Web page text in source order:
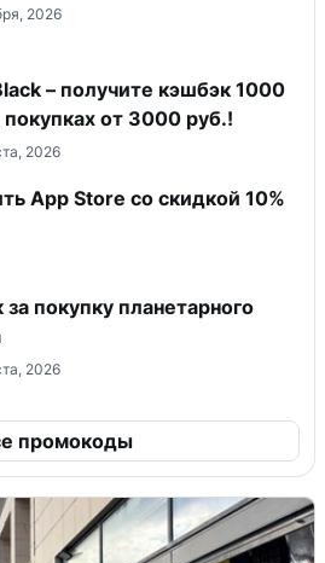
2026
– получите кэшбэк 1000
покупках от 3000 руб.!
2026
App Store со скидкой 10%
покупку планетарного
2026
промокоды